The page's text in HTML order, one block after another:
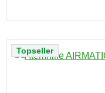
Topseller